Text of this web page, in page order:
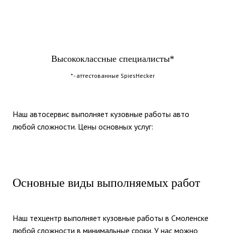
Высококлассные специалисты*
* - аттестованные SpiesHecker
Наш автосервис выполняет кузовные работы авто
любой сложности. Цены основных услуг:
Основные виды выполняемых работ
Наш техцентр выполняет кузовные работы в Смоленске
любой сложности в минимальные сроки. У нас можно